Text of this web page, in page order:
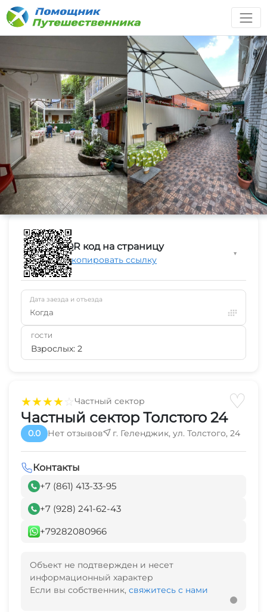
★★★★☆Частный сектор ♡
Частный сектор Толстого 24
0.0 Нет отзывов г. Геленджик, ул. Толстого, 24
Контакты
+7 (861) 413-33-95
+7 (928) 241-62-43
+79282080966
Объект не подтвержден и несет
информационный характер
Если вы собственник, свяжитесь с нами
QR код на страницу
Скопировать ссылку
▼
Дата заезда и отъезда
Когда
ГОСТИ
Взрослых: 2